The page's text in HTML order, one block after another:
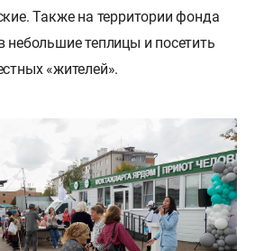
Также на территории фонда
теплицы и посетить
«жителей».